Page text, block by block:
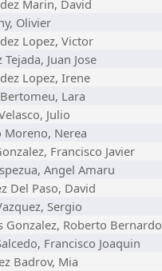
Marin, David
Olivier
Lopez, Victor
Tejada, Juan Jose
Lopez, Irene
Lara
Julio
Moreno, Nerea
Francisco Javier
Angel Amaru
Del Paso, David
Sergio
Gonzalez, Roberto Bernardo
Francisco Joaquin
Badrov, Mia